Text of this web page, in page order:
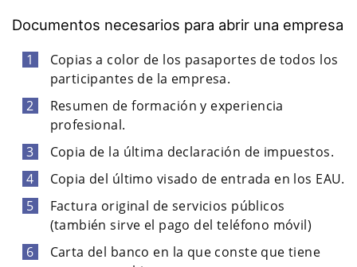
Documentos necesarios para abrir una empresa
Copias a color de los pasaportes de todos los
participantes de la empresa.
Resumen de formación y experiencia
profesional.
Copia de la última declaración de impuestos.
Copia del último visado de entrada en los EAU.
Factura original de servicios públicos
(también sirve el pago del teléfono móvil)
Carta del banco en la que conste que tiene